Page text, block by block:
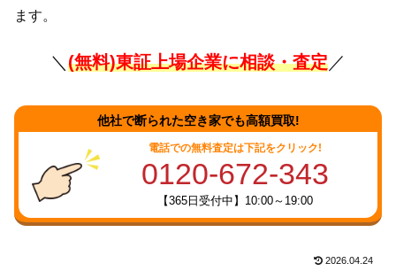
ます。
＼ (無料)東証上場企業に相談・査定／
他社で断られた空き家でも高額買取!
電話での無料査定は下記をクリック!
0120-672-343
【365日受付中】10:00～19:00
2026.04.24